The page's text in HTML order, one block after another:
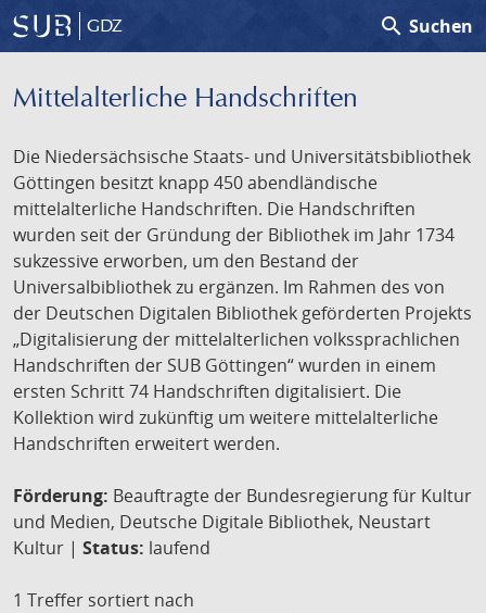
GDZ search Suchen
Mittelalterliche Handschriften
Die Niedersächsische Staats- und Universitätsbibliothek
Göttingen besitzt knapp 450 abendländische
mittelalterliche Handschriften. Die Handschriften
wurden seit der Gründung der Bibliothek im Jahr 1734
sukzessive erworben, um den Bestand der
Universalbibliothek zu ergänzen. Im Rahmen des von
der Deutschen Digitalen Bibliothek geförderten Projekts
„Digitalisierung der mittelalterlichen volkssprachlichen
Handschriften der SUB Göttingen“ wurden in einem
ersten Schritt 74 Handschriften digitalisiert. Die
Kollektion wird zukünftig um weitere mittelalterliche
Handschriften erweitert werden.
Förderung: Beauftragte der Bundesregierung für Kultur
und Medien, Deutsche Digitale Bibliothek, Neustart
Kultur | Status: laufend
1 Treffer sortiert nach